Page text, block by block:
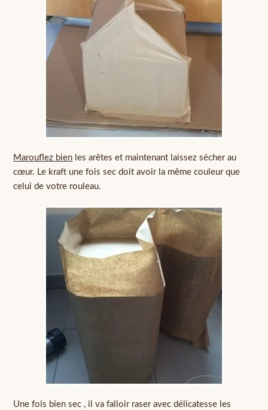
Marouflez bien les arêtes et maintenant laissez sécher au
cœur. Le kraft une fois sec doit avoir la même couleur que
celui de votre rouleau.
Une fois bien sec , il va falloir raser avec délicatesse les